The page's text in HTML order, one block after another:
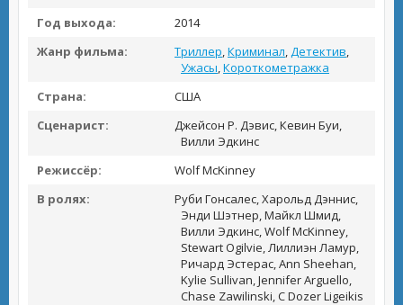
Год выхода:
2014
Жанр фильма:
Триллер,Криминал,Детектив,
Ужасы,Короткометражка
Страна:
США
Сценарист:
Джейсон Р. Дэвис, Кевин Буи,
Вилли Эдкинс
Режиссёр:
Wolf McKinney
В ролях:
Руби Гонсалес, Харольд Дэннис,
Энди Шэтнер, Майкл Шмид,
Вилли Эдкинс, Wolf McKinney,
Stewart Ogilvie, Лиллиэн Ламур,
Ричард Эстерас, Ann Sheehan,
Kylie Sullivan, Jennifer Arguello,
Chase Zawilinski, C Dozer Ligeikis